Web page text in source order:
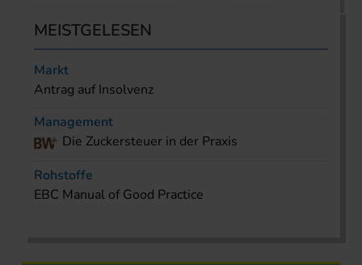
MEISTGELESEN
Markt
Antrag auf Insolvenz
Management
Die Zuckersteuer in der Praxis
Rohstoffe
EBC Manual of Good Practice